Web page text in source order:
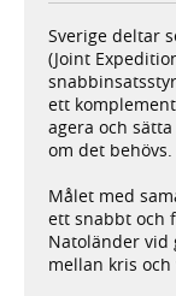
Sverige deltar
(Joint
ett
agera och
om det behövs.
Målet med
ett snabbt och
Natoländer vid
mellan kris